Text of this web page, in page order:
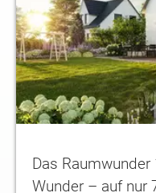
Das
Wunder – auf nur